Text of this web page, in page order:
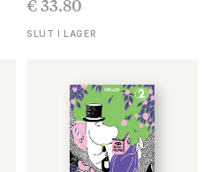
SLUT I LAGER